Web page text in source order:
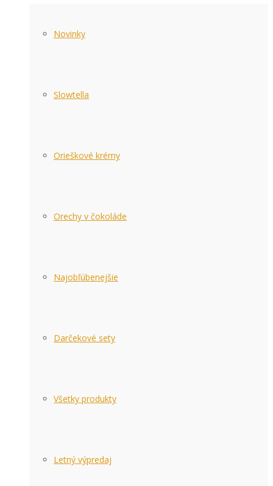
Novinky
Slowtella
Orieškové krémy
Orechy v čokoláde
Najobľúbenejšie
Darčekové sety
Všetky produkty
Letný výpredaj